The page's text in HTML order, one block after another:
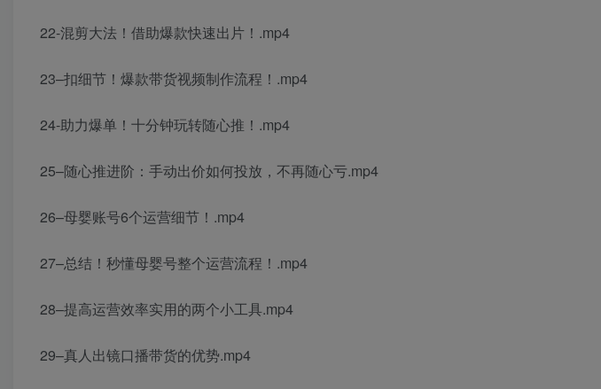
22-混剪大法！借助爆款快速出片！.mp4
23–扣细节！爆款带货视频制作流程！.mp4
24-助力爆单！十分钟玩转随心推！.mp4
25–随心推进阶：手动出价如何投放，不再随心亏.mp4
26–母婴账号6个运营细节！.mp4
27–总结！秒懂母婴号整个运营流程！.mp4
28–提高运营效率实用的两个小工具.mp4
29–真人出镜口播带货的优势.mp4